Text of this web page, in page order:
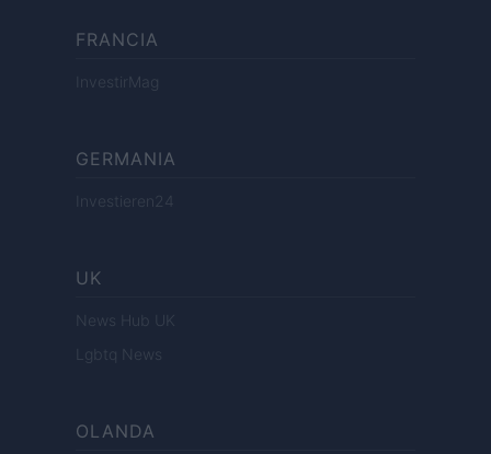
FRANCIA
InvestirMag
GERMANIA
Investieren24
UK
News Hub UK
Lgbtq News
OLANDA